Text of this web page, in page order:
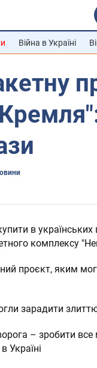
Війна в Україні
в
комплексу
проєкт, яким
зарадити
– зробити
Україні